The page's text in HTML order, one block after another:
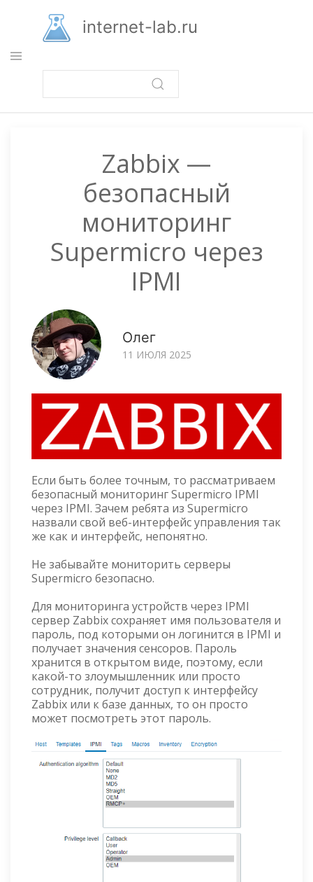
основному
содержанию
internet-lab.ru
Zabbix —
безопасный
мониторинг
Supermicro через
IPMI
Олег
11 ИЮЛЯ 2025
Если быть более точным, то рассматриваем
безопасный мониторинг Supermicro IPMI
через IPMI. Зачем ребята из Supermicro
назвали свой веб-интерфейс управления так
же как и интерфейс, непонятно.
Не забывайте мониторить серверы
Supermicro безопасно.
Для мониторинга устройств через IPMI
сервер Zabbix сохраняет имя пользователя и
пароль, под которыми он логинится в IPMI и
получает значения сенсоров. Пароль
хранится в открытом виде, поэтому, если
какой-то злоумышленник или просто
сотрудник, получит доступ к интерфейсу
Zabbix или к базе данных, то он просто
может посмотреть этот пароль.